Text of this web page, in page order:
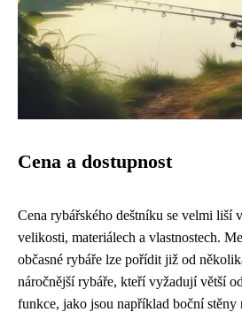
Cena a dostupnost
Cena rybářského deštníku se velmi liší
velikosti, materiálech a vlastnostech.
občasné rybáře lze pořídit již od
náročnější rybáře, kteří vyžadují větší
funkce, jako jsou například boční stěny